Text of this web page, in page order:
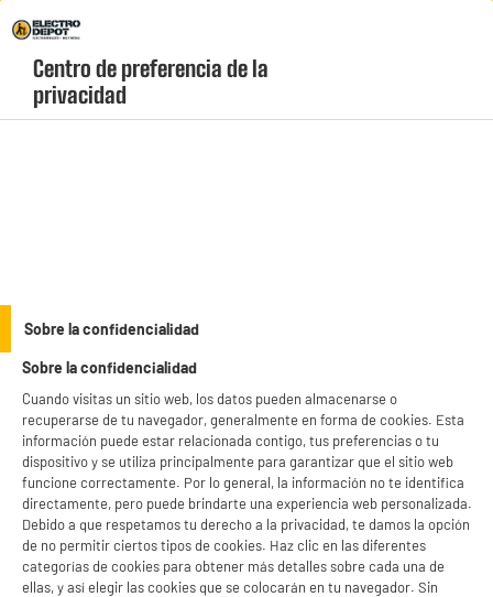
Menú
geolocation-header-icon-text
account
tus necesidades: volumen de almacenamiento, tipo de frío
prácticos congeladores verticales para un almacenamiento óptimo
de tus productos congelados.
VALBERG HIGH ONE
productItem_availability_txt-
current-store
LEGANÉS, MADRID
productItem__availability-
change-btn
product_list_sticky_button_Filter
Centro de preferencia de la
privacidad
Sobre la confidencialidad
Sobre la confidencialidad
Cuando visitas un sitio web, los datos pueden almacenarse o
recuperarse de tu navegador, generalmente en forma de cookies. Esta
información puede estar relacionada contigo, tus preferencias o tu
dispositivo y se utiliza principalmente para garantizar que el sitio web
funcione correctamente. Por lo general, la información no te identifica
directamente, pero puede brindarte una experiencia web personalizada.
Debido a que respetamos tu derecho a la privacidad, te damos la opción
de no permitir ciertos tipos de cookies. Haz clic en las diferentes
categorías de cookies para obtener más detalles sobre cada una de
ellas, y así elegir las cookies que se colocarán en tu navegador. Sin